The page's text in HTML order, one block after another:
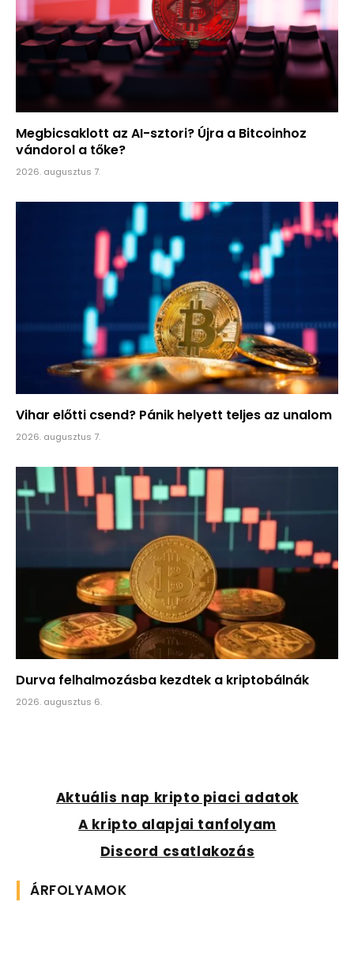
Megbicsaklott az AI-sztori? Újra a Bitcoinhoz
vándorol a tőke?
2026. augusztus 7.
Vihar előtti csend? Pánik helyett teljes az unalom
2026. augusztus 7.
Durva felhalmozásba kezdtek a kriptobálnák
2026. augusztus 6.
Aktuális nap kripto piaci adatok
A kripto alapjai tanfolyam
Discord csatlakozás
ÁRFOLYAMOK